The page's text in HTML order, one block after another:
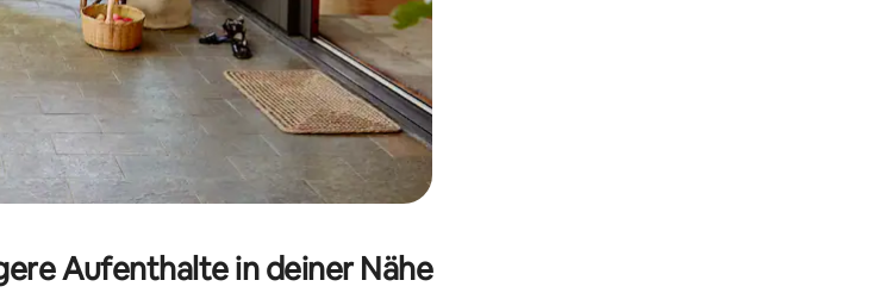
Aufenthalte in deiner Nähe